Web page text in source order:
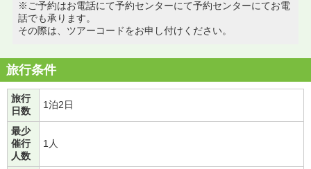
※ご予約はお電話にて予約センターにて予約センターにてお電
話でも承ります。
その際は、ツアーコードをお申し付けください。
旅行条件
旅行
日数
1泊2日
最少
催行
人数
1人